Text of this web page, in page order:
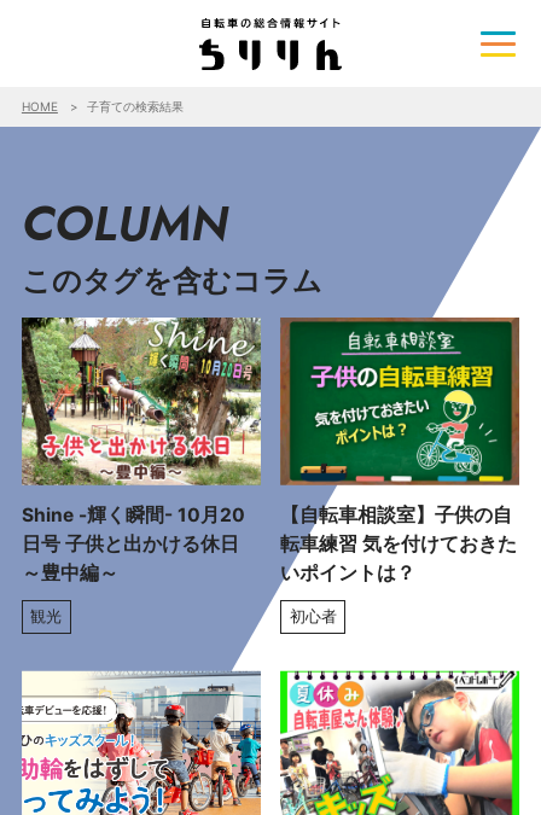
HOME 子育ての検索結果
COLUMN
このタグを含むコラム
Shine -輝く瞬間- 10月20
日号 子供と出かける休日
～豊中編～
観光
【自転車相談室】子供の自
転車練習 気を付けておきた
いポイントは？
初心者